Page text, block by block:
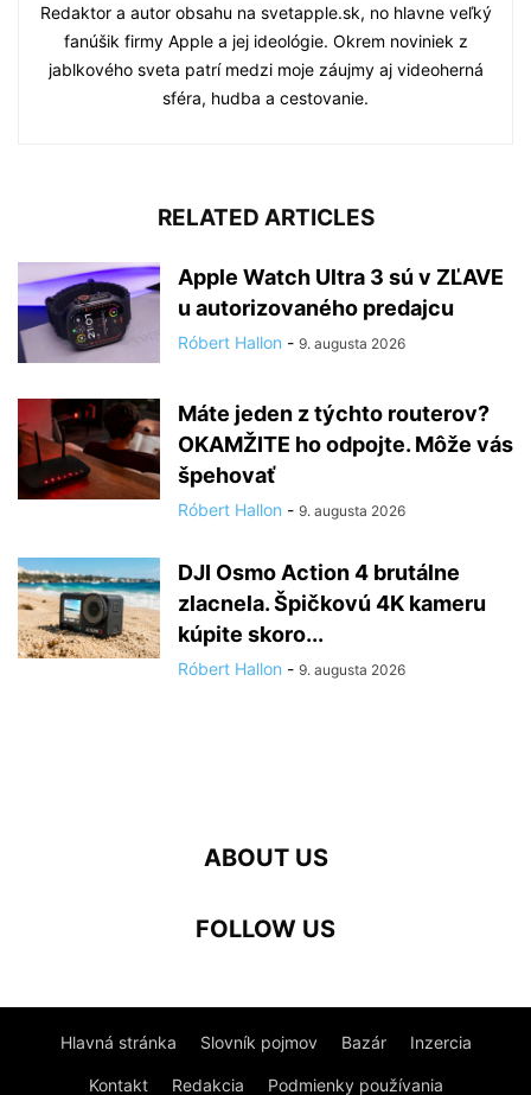
Redaktor a autor obsahu na svetapple.sk, no hlavne veľký
fanúšik firmy Apple a jej ideológie. Okrem noviniek z
jablkového sveta patrí medzi moje záujmy aj videoherná
sféra, hudba a cestovanie.
RELATED ARTICLES
Apple Watch Ultra 3 sú v ZĽAVE
u autorizovaného predajcu
Róbert Hallon - 9. augusta 2026
Máte jeden z týchto routerov?
OKAMŽITE ho odpojte. Môže vás
špehovať
Róbert Hallon - 9. augusta 2026
DJI Osmo Action 4 brutálne
zlacnela. Špičkovú 4K kameru
kúpite skoro...
Róbert Hallon - 9. augusta 2026
ABOUT US
FOLLOW US
Hlavná stránka Slovník pojmov Bazár Inzercia
Kontakt Redakcia Podmienky používania